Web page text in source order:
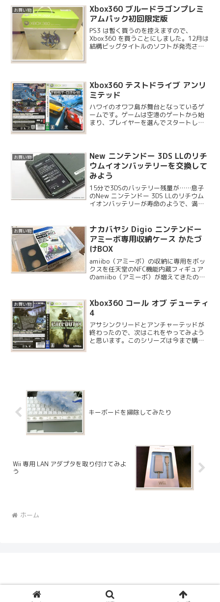
お買い物
Xbox360 ブルードラゴンプレミ
アムパック初回限定版
PS3 は暫く買うのを控えますので、
Xbox360 を買うことにしました。12月は
結構ビッグタイトルのソフトが発売され
Xbox360 テストドライブ アンリ
ミテッド
ハワイのオワフ島が舞台となっているゲ
ームです。ゲームは空港のゲートから始
まり、プレイヤーを選んでスタートしま
内では、普通にドライブす...
お買い物
New ニンテンドー 3DS LLのリチ
ウムイオンバッテリーを交換して
みよう
15分で3DSのバッテリー残量が……息子
のNew ニンテンドー 3DS LLのリチウム
イオンバッテリーが寿命のようで、満充
ました。この状態だと家の中では煩わし
さはある...
お買い物
ナカバヤシ Digio ニンテンドー
アミーボ専用収納ケース かたづ
けBOX
amiibo（アミーボ）の収納に専用をボッ
クスを任天堂のNFC機能内蔵フィギュア
のamiibo（アミーボ）が増えてきたので
体収納できる専用品があったので購入し
てみまし...
お買い物
Xbox360 コール オブ デューティ
4
アサシンクリードとアンチャーテッドが
終わったので、次はこれをやってみよう
と思います。このシリーズは今まで購入
キーボードを掃除してみたり
Wii 専用 LAN アダプタを取り付けてみよ
う
ホーム
© 2005 Ceruberus Husky.